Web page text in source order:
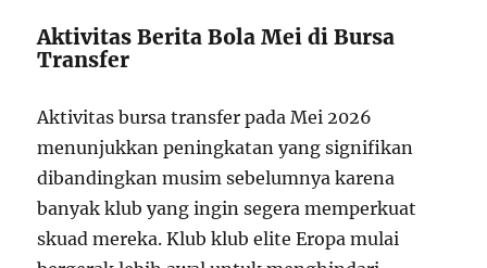
Aktivitas Berita Bola Mei di Bursa
Transfer
Aktivitas bursa transfer pada Mei 2026
menunjukkan peningkatan yang signifikan
dibandingkan musim sebelumnya karena
banyak klub yang ingin segera memperkuat
skuad mereka. Klub klub elite Eropa mulai